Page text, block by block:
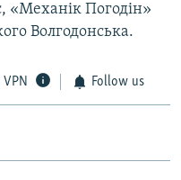
«Механік Погодін»
Волгодонська.
Follow us